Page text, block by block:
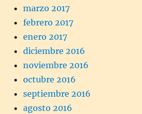
marzo 2017
febrero 2017
enero 2017
diciembre 2016
noviembre 2016
octubre 2016
septiembre 2016
agosto 2016